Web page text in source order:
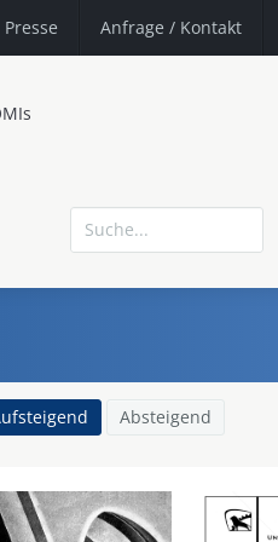
Presse Anfrage / Kontakt
Absteigend